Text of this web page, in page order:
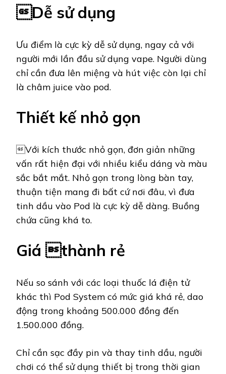
Dễ sử dụng
Ưu điểm là cực kỳ dễ sử dụng, ngay cả với
người mới lần đầu sử dụng vape. Người dùng
chỉ cần đưa lên miệng và hút việc còn lại chỉ
là châm juice vào pod.
Thiết kế nhỏ gọn
Với kích thước nhỏ gọn, đơn giản những
vấn rất hiện đại với nhiều kiểu dáng và màu
sắc bắt mắt. Nhỏ gọn trong lòng bàn tay,
thuận tiện mang đi bất cứ nơi đâu, vì đưa
tinh dầu vào Pod là cực kỳ dễ dàng. Buồng
chứa cũng khá to.
Giá thành rẻ
Nếu so sánh với các loại thuốc lá điện tử
khác thì Pod System có mức giá khá rẻ, dao
động trong khoảng 500.000 đồng đến
1.500.000 đồng.
Chỉ cần sạc đầy pin và thay tinh dầu, người
chơi có thể sử dụng thiết bị trong thời gian